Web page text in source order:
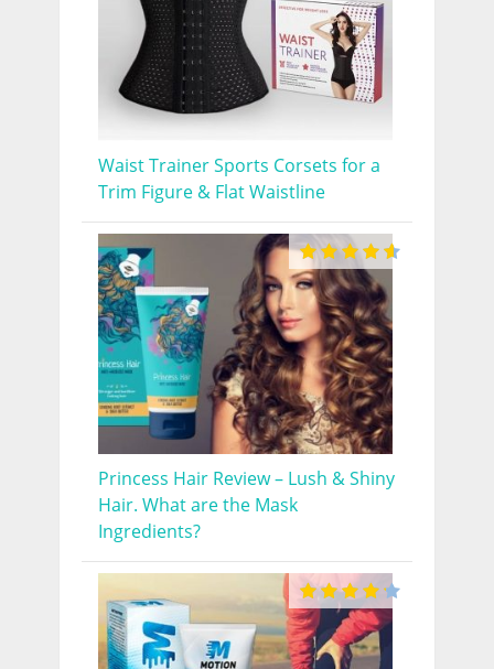
Waist Trainer Sports Corsets for a
Trim Figure & Flat Waistline
Princess Hair Review – Lush & Shiny
Hair. What are the Mask
Ingredients?